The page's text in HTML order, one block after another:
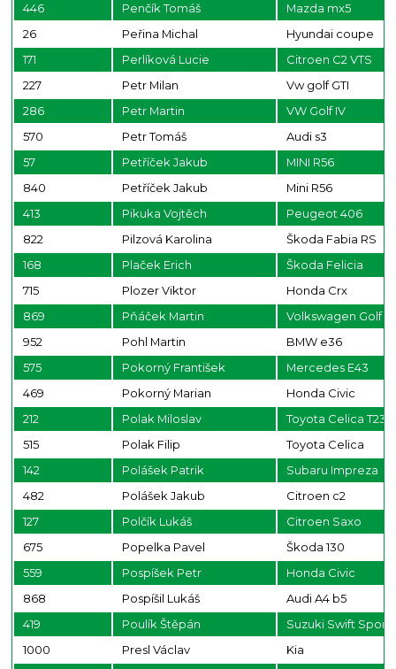
446
Penčík Tomáš
Mazda mx5
26
Peřina Michal
Hyundai coupe
171
Perlíková Lucie
Citroen C2 VTS
227
Petr Milan
Vw golf GTI
286
Petr Martin
VW Golf IV
570
Petr Tomáš
Audi s3
57
Petříček Jakub
MINI R56
840
Petříček Jakub
Mini R56
413
Pikuka Vojtěch
Peugeot 406
822
Pilzová Karolina
Škoda Fabia RS
168
Plaček Erich
Škoda Felicia
715
Plozer Viktor
Honda Crx
869
Pňáček Martin
Volkswagen Golf
952
Pohl Martin
BMW e36
575
Pokorný František
Mercedes E43
469
Pokorný Marian
Honda Civic
212
Polak Miloslav
Toyota Celica T23
515
Polak Filip
Toyota Celica
142
Polášek Patrik
Subaru Impreza
482
Polášek Jakub
Citroen c2
127
Polčík Lukáš
Citroen Saxo
675
Popelka Pavel
Škoda 130
559
Pospíšek Petr
Honda Civic
868
Pospíšil Lukáš
Audi A4 b5
419
Poulík Štěpán
Suzuki Swift Sport
1000
Presl Václav
Kia